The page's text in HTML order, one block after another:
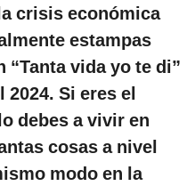
crisis económica
estampas
vida yo te di”
Si eres el
debes a vivir en
cosas a nivel
modo en la